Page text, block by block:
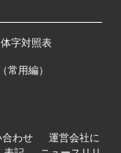
字対照表
常用編）
合わせ
運営会社に